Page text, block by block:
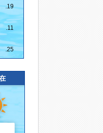
.19
.11
.25